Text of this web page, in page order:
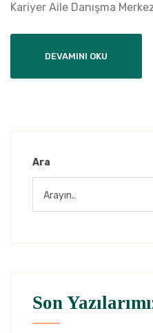
Kariyer Aile Danışma
DEVAMINI OKU
Ara
Son